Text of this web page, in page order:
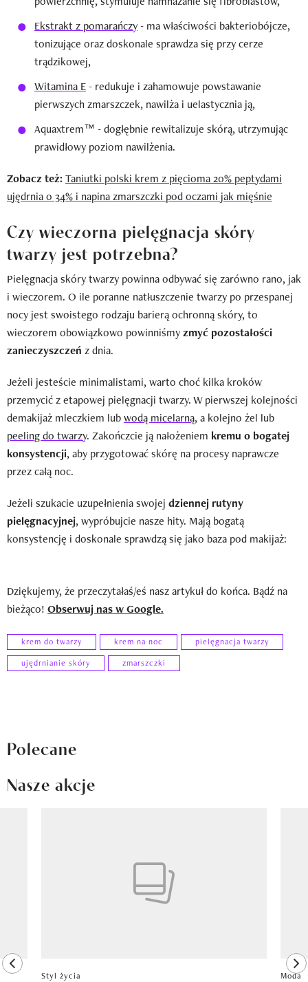
Ekstrakt z pomarańczy - ma właściwości bakteriobójcze,
tonizujące oraz doskonale sprawdza się przy cerze
trądzikowej,
Witamina E - redukuje i zahamowuje powstawanie
pierwszych zmarszczek, nawilża i uelastycznia ją,
Aquaxtrem™ - dogłębnie rewitalizuje skórą, utrzymując
prawidłowy poziom nawilżenia.
Zobacz też: Taniutki polski krem z pięcioma 20% peptydami
ujędrnia o 34% i napina zmarszczki pod oczami jak mięśnie
Czy wieczorna pielęgnacja skóry
twarzy jest potrzebna?
Pielęgnacja skóry twarzy powinna odbywać się zarówno rano, jak
i wieczorem. O ile poranne natłuszczenie twarzy po przespanej
nocy jest swoistego rodzaju barierą ochronną skóry, to
wieczorem obowiązkowo powinniśmyzmyć pozostałości
zanieczyszczeń z dnia.
Jeżeli jesteście minimalistami, warto choć kilka kroków
przemycić z etapowej pielęgnacji twarzy. W pierwszej kolejności
demakijaż mleczkiem lubwodą micelarną, a kolejno żel lub
peeling do twarzy. Zakończcie ją nałożeniem kremu o bogatej
konsystencji, aby przygotować skórę na procesy naprawcze
przez całą noc.
Jeżeli szukacie uzupełnienia swojej dziennej rutyny
pielęgnacyjnej, wypróbujcie nasze hity. Mają bogatą
konsystencję i doskonale sprawdzą się jako baza pod makijaż:
Dziękujemy, że przeczytałaś/eś nasz artykuł do końca. Bądź na
bieżąco! Obserwuj nas w Google.
krem do twarzy krem na noc
pielęgnacja twarzy
ujędrnianie skóry
zmarszczki
Polecane
Nasze akcje
previous element
Styl życia Moda